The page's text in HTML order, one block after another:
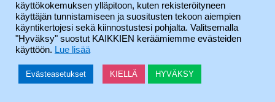
Avainsana:joulu
Julkaistu2.12.2020 tehnytSVYL
Tilaukset 15.12.
käyttökokemuksen ylläpitoon, kuten rekisteröityneen
käyttäjän tunnistamiseen ja suositusten tekoon aiempien
käyntikertojesi sekä kiinnostustesi pohjalta. Valitsemalla
"Hyväksy" suostut KAIKKIEN keräämiemme evästeiden
käyttöön. Lue lisää
Evästeasetukset KIELLÄ HYVÄKSY